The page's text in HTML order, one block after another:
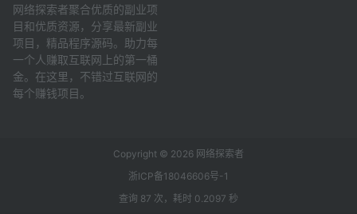
网络探索者聚合优质的副业项
目和优质资源，分享最新副业
项目，精品程序源码。助力每
一个人赚取互联网上的第一桶
金。在这里，不错过互联网的
每个赚钱项目。
Copyright © 2026 网络探索者
浙ICP备18046606号-1
查询 87 次，耗时 0.2097 秒